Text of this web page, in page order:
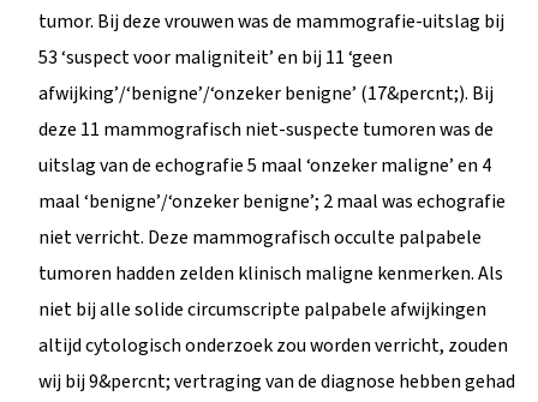
tumor. Bij deze vrouwen was de mammografie-uitslag bij
53 ‘suspect voor maligniteit’ en bij 11 ‘geen
afwijking’/‘benigne’/‘onzeker benigne’ (17&percnt;). Bij
deze 11 mammografisch niet-suspecte tumoren was de
uitslag van de echografie 5 maal ‘onzeker maligne’ en 4
maal ‘benigne’/‘onzeker benigne’; 2 maal was echografie
niet verricht. Deze mammografisch occulte palpabele
tumoren hadden zelden klinisch maligne kenmerken. Als
niet bij alle solide circumscripte palpabele afwijkingen
altijd cytologisch onderzoek zou worden verricht, zouden
wij bij 9&percnt; vertraging van de diagnose hebben gehad